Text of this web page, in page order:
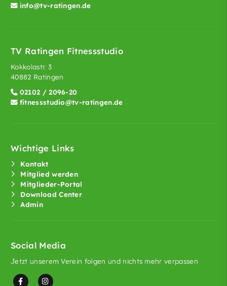
info@tv-ratingen.de
TV Ratingen Fitnessstudio
Kokkolastr. 3
40882 Ratingen
02102 / 2096-20
fitnessstudio@tv-ratingen.de
Wichtige Links
Kontakt
Mitglied werden
Mitglieder-Portal
Download Center
Admin
Social Media
Jetzt unserem Verein folgen und nichts mehr verpassen